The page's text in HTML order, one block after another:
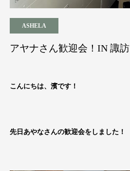
ASHELA
アヤナさん歓迎会！IN 諏訪
こんにちは、濱です！
先日あやなさんの歓迎会をしました！